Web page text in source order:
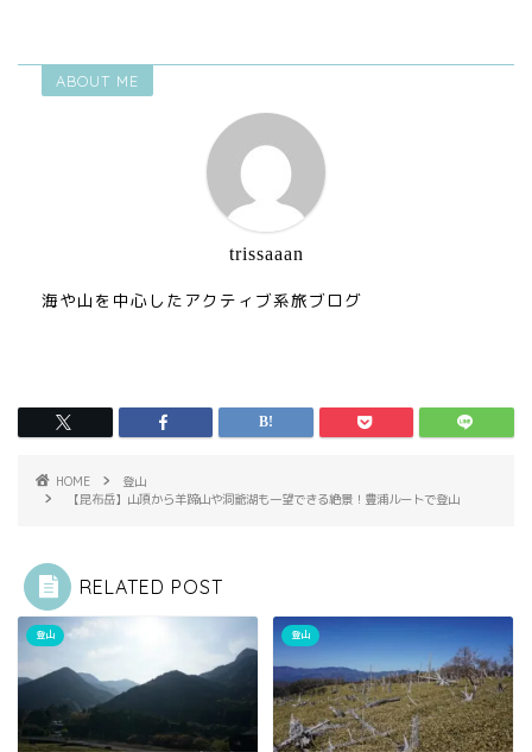
ABOUT ME
trissaaan
海や山を中心したアクティブ系旅ブログ
HOME
登山
【昆布岳】山頂から羊蹄山や洞爺湖も一望できる絶景！豊浦ルートで登山
RELATED POST
登山 登山